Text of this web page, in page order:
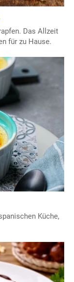
Das Allzeit
für zu Hause.
Küche,